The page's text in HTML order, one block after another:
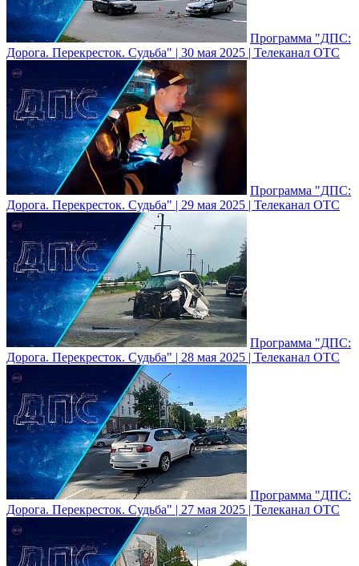
Программа "ДПС:
Дорога. Перекресток. Судьба" | 30 мая 2025 | Телеканал ОТС
Программа "ДПС:
Дорога. Перекресток. Судьба" | 29 мая 2025 | Телеканал ОТС
Программа "ДПС:
Дорога. Перекресток. Судьба" | 28 мая 2025 | Телеканал ОТС
Программа "ДПС:
Дорога. Перекресток. Судьба" | 27 мая 2025 | Телеканал ОТС